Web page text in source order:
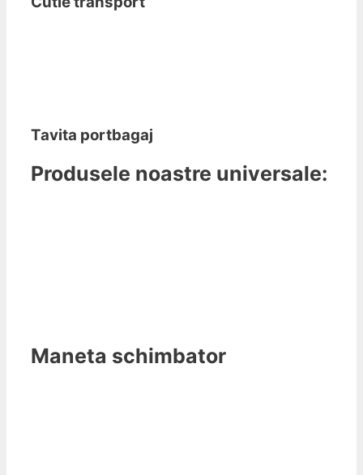
Tavita portbagaj
Produsele noastre universale:
Maneta schimbator